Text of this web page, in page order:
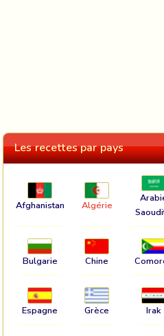
Les recettes par pays
Afghanistan Algérie
Bulgarie Chine
Espagne Grèce Irak